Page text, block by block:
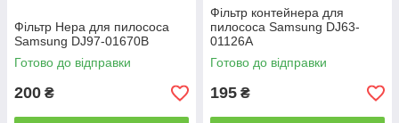
Фільтр Hepa для пилососа
Samsung DJ97-01670B
Готово до відправки
200 ₴
Фільтр контейнера для
пилососа Samsung DJ63-
01126A
Готово до відправки
195 ₴